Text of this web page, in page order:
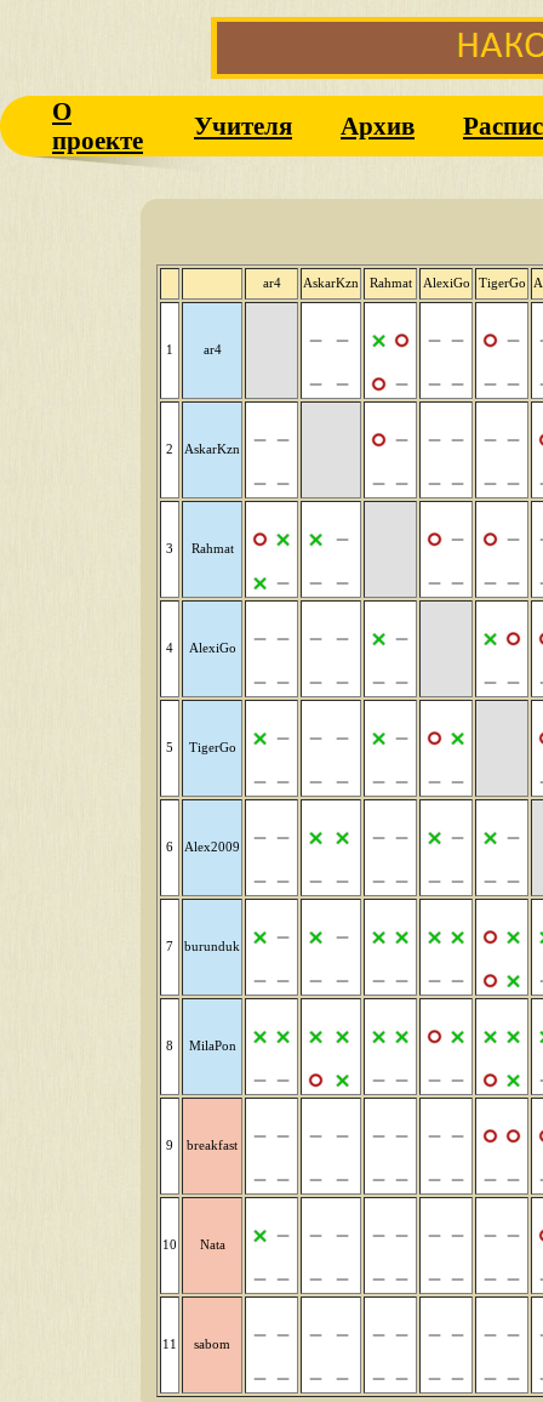
О
проекте
Учителя Архив
ar4 AskarKzn Rahmat AlexiGo TigerGo
1 ar4
2 AskarKzn
3 Rahmat
4 AlexiGo
5 TigerGo
6 Alex2009
7 burunduk
8 MilaPon
9 breakfast
10 Nata
11 sabom